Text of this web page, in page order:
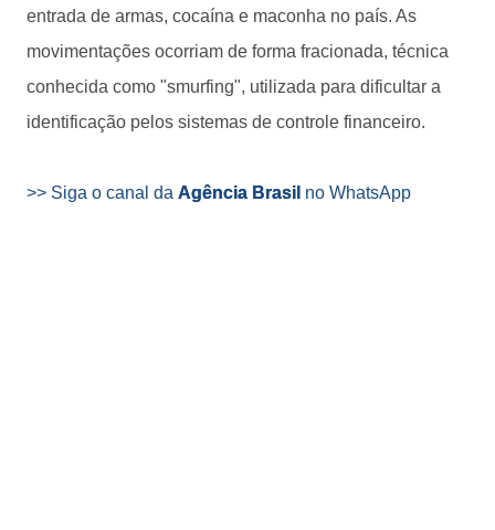
entrada de armas, cocaína e maconha no país. As
movimentações ocorriam de forma fracionada, técnica
conhecida como "smurfing", utilizada para dificultar a
identificação pelos sistemas de controle financeiro.
>> Siga o canal da Agência Brasil no WhatsApp